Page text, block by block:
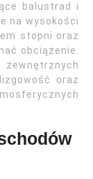
balustrad i
na wysokości
stopni oraz
obciążenie.
oraz